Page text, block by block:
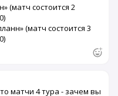
(матч состоится 2
(матч состоится 3
матчи 4 тура - зачем вы